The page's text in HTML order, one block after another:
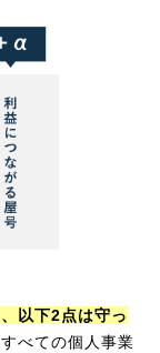
以下2点は守っ
べての個人事業